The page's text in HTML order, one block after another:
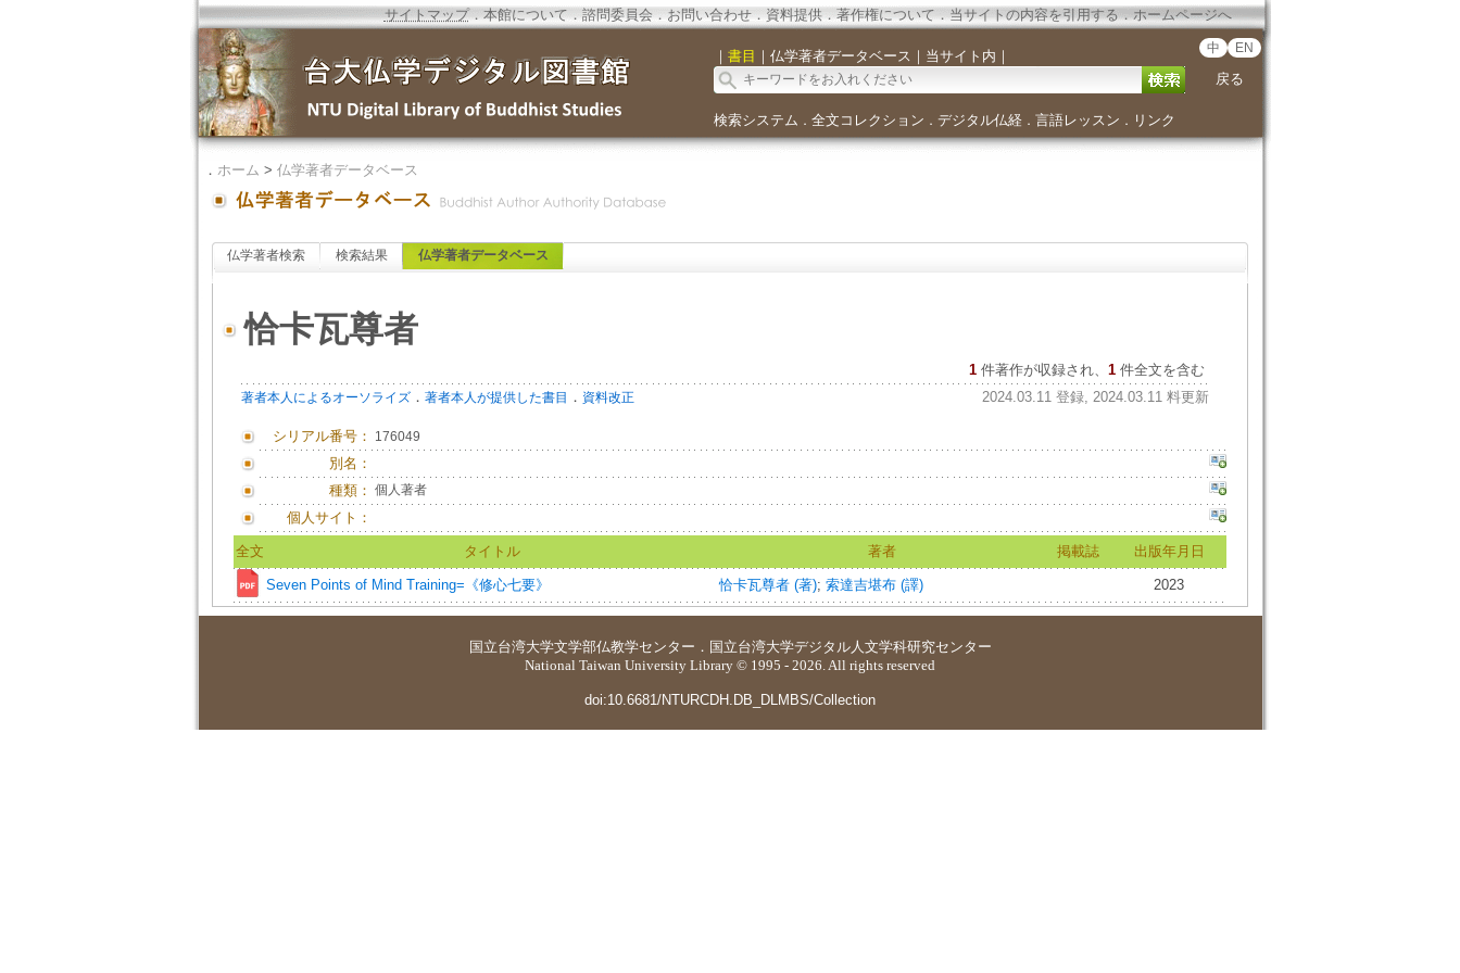
サイトマップ．本館について．諮問委員会． お問い合わせ． 資料提供．著作権について．当サイトの内容を引用する．ホームページへ
｜ 書目 ｜ 仏学著者データベース ｜ 当サイト内 ｜ 中 EN
戻る
検索システム ． 全文コレクション ． デジタル仏経． 言語レッスン ． リンク
． ホーム > 仏学著者データベース
仏学著者検索 検索結果 仏学著者データベース
恰卡瓦尊者
1 件著作が収録され、 1件全文を含む
著者本人によるオーソライズ． 著者本人が提供した書目 ． 資料改正 2024.03.11 登録, 2024.03.11 料更新
シリアル番号： 176049
別名：
種類： 個人著者
個人サイト：
全文 タイトル 著者 掲載誌 出版年月日
Seven Points of Mind Training=《修心七要》 恰卡瓦尊者 (著); 索達吉堪布 (譯) 2023
国立台湾大学文学部仏教学センター ． 国立台湾大学デジタル人文学科研究センター
National Taiwan University Library © 1995 - 2026. All rights reserved
doi:10.6681/NTURCDH.DB_DLMBS/Collection